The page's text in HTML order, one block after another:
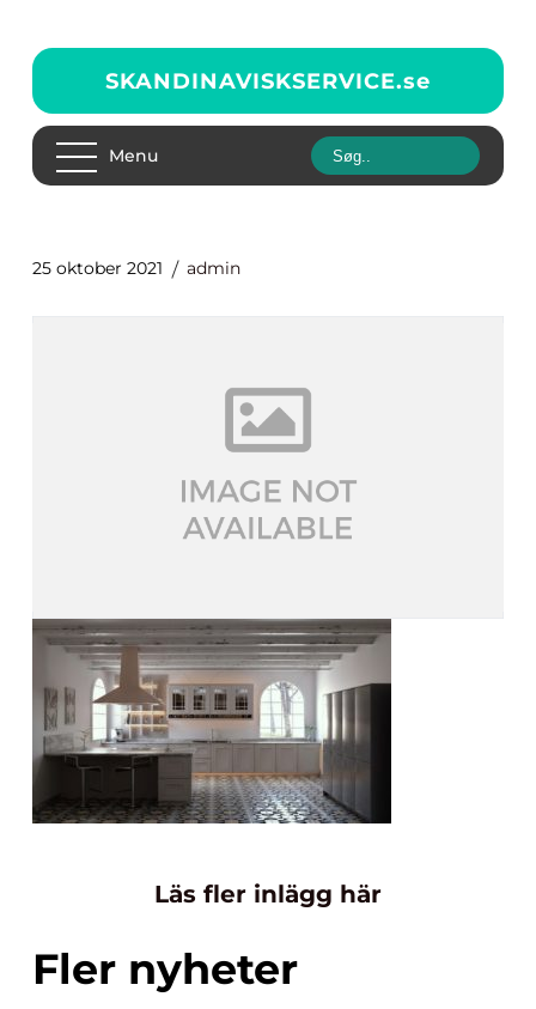
SKANDINAVISKSERVICE.se
Menu
25 oktober 2021 admin
Läs fler inlägg här
Fler nyheter